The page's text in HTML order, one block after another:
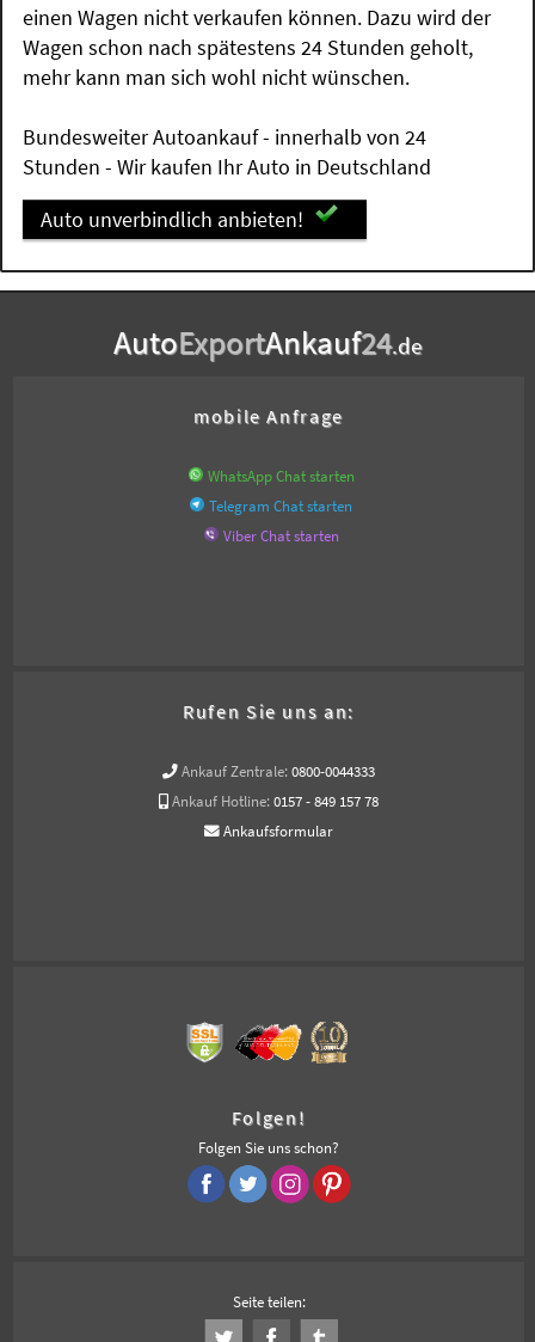
einen Wagen nicht verkaufen können. Dazu wird der
Wagen schon nach spätestens 24 Stunden geholt,
mehr kann man sich wohl nicht wünschen.
Bundesweiter Autoankauf - innerhalb von 24
Stunden - Wir kaufen Ihr Auto in Deutschland
Auto unverbindlich anbieten!
AutoExportAnkauf24.de
mobile Anfrage
WhatsApp Chat starten
Telegram Chat starten
Viber Chat starten
Rufen Sie uns an:
Ankauf Zentrale: 0800-0044333
Ankauf Hotline: 0157 - 849 157 78
Ankaufsformular
Folgen!
Folgen Sie uns schon?
Seite teilen: